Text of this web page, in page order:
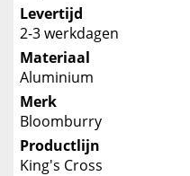
Levertijd
2-3 werkdagen
Materiaal
Aluminium
Merk
Bloomburry
Productlijn
King's Cross